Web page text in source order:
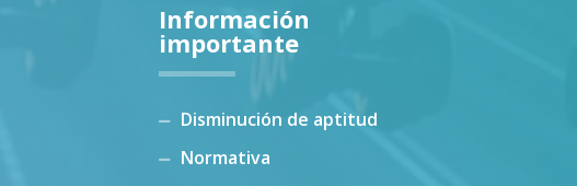
Información
importante
Disminución de aptitud
Normativa